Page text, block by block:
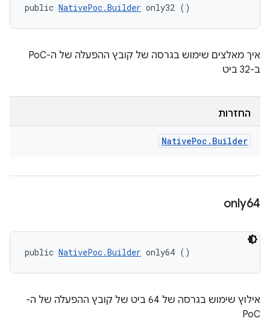
public NativePoc.Builder only32 ()
איך מאלצים שימוש בגרסה של קובץ ההפעלה של ה-PoC
ב-32 ביט
החזרות
NativePoc . Builder
only64
public NativePoc.Builder only64 ()
אילוץ שימוש בגרסה של 64 ביט של קובץ ההפעלה של ה-
PoC